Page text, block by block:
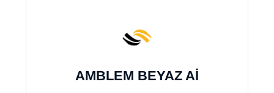
AMBLEM BEYAZ AI